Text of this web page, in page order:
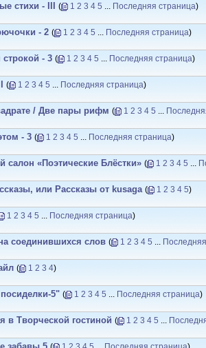
стихи - III ( 1 2 3 4 5 ... Последняя страница)
- 2 ( 1 2 3 4 5 ... Последняя страница)
- 3 ( 1 2 3 4 5 ... Последняя страница)
( 1 2 3 4 5 ... Последняя страница)
/ Две пары рифм ( 1 2 3 4 5 ...
- 3 ( 1 2 3 4 5 ... Последняя страница)
салон «Поэтические Блёстки» ( 1 2 3 4 5 ...
или Рассказы от kusaga ( 1 2 3 4 5)
1 2 3 4 5 ... Последняя страница)
соединившихся слов ( 1 2 3 4 5 ...
( 1 2 3 4)
5" ( 1 2 3 4 5 ... Последняя страница)
в Творческой гостиной ( 1 2 3 4 5 ...